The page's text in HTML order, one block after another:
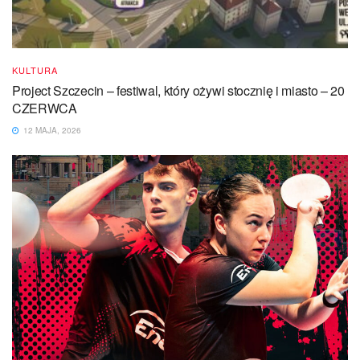
KULTURA
Project Szczecin – festiwal, który ożywi stocznię i miasto – 20
CZERWCA
12 MAJA, 2026